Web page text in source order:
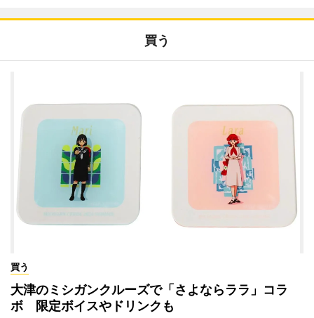
買う
買う
大津のミシガンクルーズで「さよならララ」コラ
ボ 限定ボイスやドリンクも